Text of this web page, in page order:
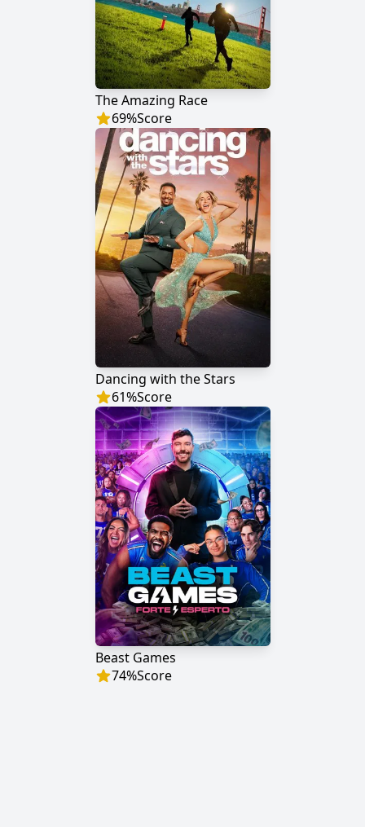
The Amazing Race
69%Score
Dancing with the Stars
61%Score
Beast Games
74%Score